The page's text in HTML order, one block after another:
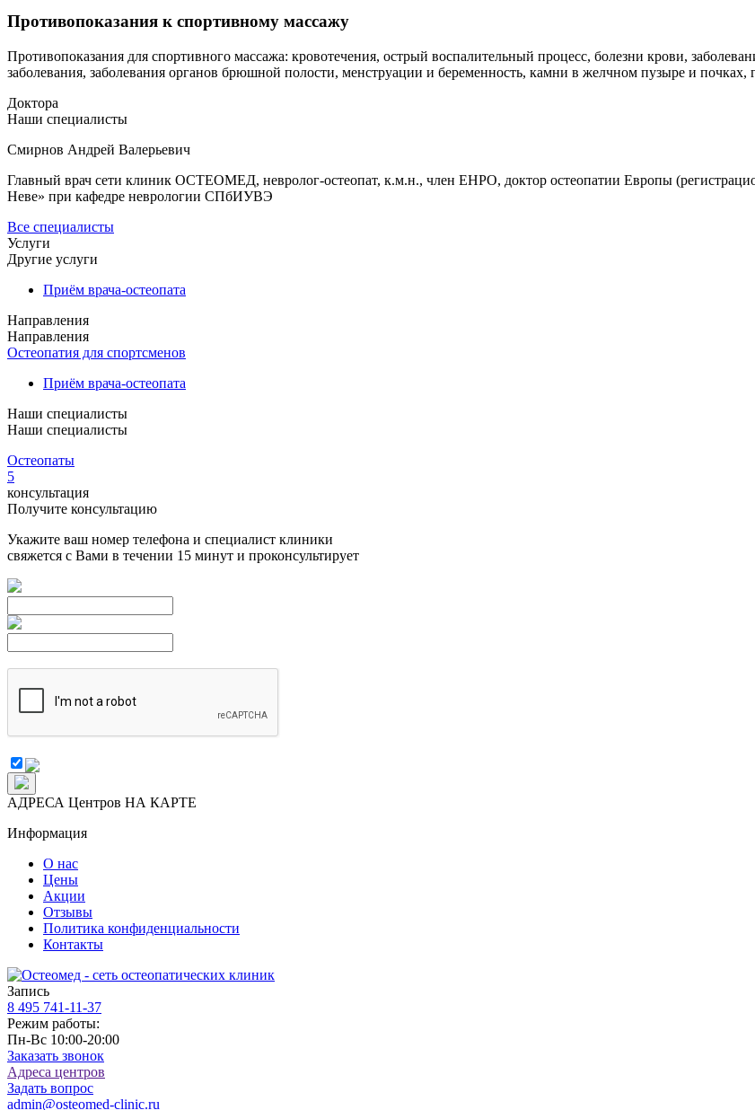
Противопоказания к спортивному массажу
Противопоказания для спортивного массажа: кровотечения, острый воспалительный процесс, болезни крови,
заболевания, заболевания органов брюшной полости, менструации и беременность, камни в желчном пузыре и
Доктора
Наши специалисты
Смирнов Андрей Валерьевич
Главный врач сети клиник ОСТЕОМЕД, невролог-остеопат, к.м.н., член ЕНРО, доктор остеопатии Европы
Неве» при кафедре неврологии СПбИУВЭ
Все специалисты
Услуги
Другие услуги
Приём врача-остеопата
Направления
Направления
Остеопатия для спортсменов
Приём врача-остеопата
Наши специалисты
Наши специалисты
Остеопаты
5
консультация
Получите консультацию
Укажите ваш номер телефона и специалист клиники
свяжется с Вами в течении 15 минут и проконсультирует
АДРЕСА Центров НА КАРТЕ
Информация
О нас
Цены
Акции
Отзывы
Политика конфиденциальности
Контакты
Запись
8 495 741-11-37
Режим работы:
Пн-Вс 10:00-20:00
Заказать звонок
Адреса центров
Задать вопрос
admin@osteomed-clinic.ru